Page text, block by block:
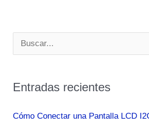
u
c
Entradas recientes
Cómo Conectar una Pantalla LCD